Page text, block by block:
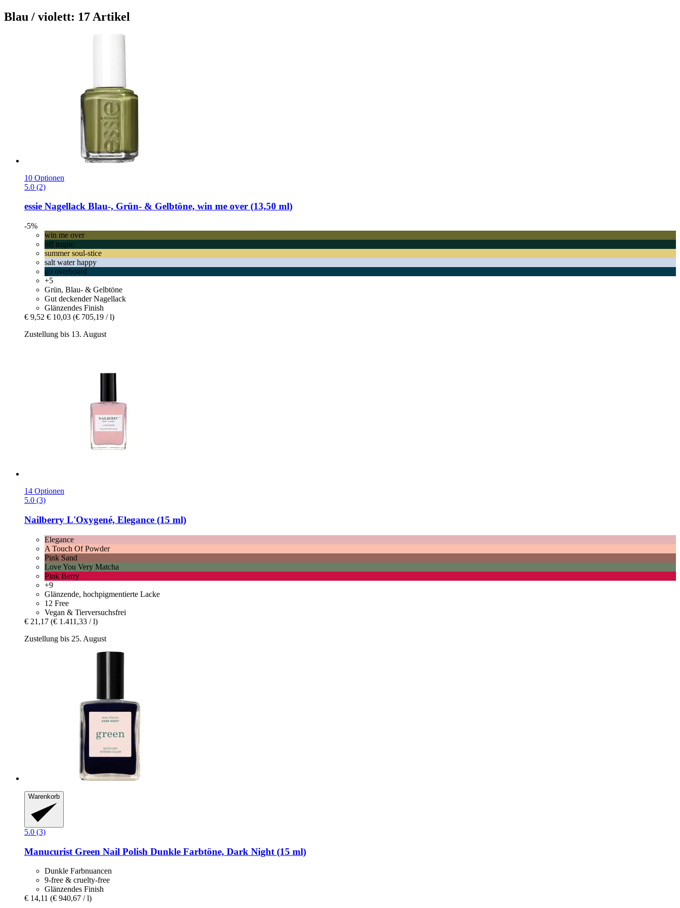
Blau / violett: 17 Artikel
10 Optionen
5.0 (2)
essie Nagellack Blau-​, Grün-​ & Gelbtöne, win me over (13,50 ml)
-5%
win me over
off tropic
summer soul-stice
salt water happy
go overboard
+5
Grün, Blau- & Gelbtöne
Gut deckender Nagellack
Glänzendes Finish
€ 9,52 € 10,03 (€ 705,19 / l)
Zustellung bis 13. August
14 Optionen
5.0 (3)
Nailberry L'Oxygené, Elegance (15 ml)
Elegance
A Touch Of Powder
Pink Sand
Love You Very Matcha
Pink Berry
+9
Glänzende, hochpigmentierte Lacke
12 Free
Vegan & Tierversuchsfrei
€ 21,17 (€ 1.411,33 / l)
Zustellung bis 25. August
Warenkorb
5.0 (3)
Manucurist Green Nail Polish Dunkle Farbtöne, Dark Night (15 ml)
Dunkle Farbnuancen
9-free & cruelty-free
Glänzendes Finish
€ 14,11 (€ 940,67 / l)